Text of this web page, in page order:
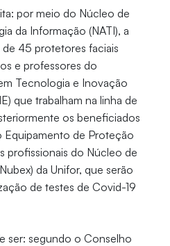
por meio do Núcleo de
da Informação (NATI), a
45 protetores faciais
e professores do
Tecnologia e Inovação
que trabalham na linha de
os beneficiados
de Proteção
profissionais do Núcleo de
da Unifor, que serão
de testes de Covid-19
ser: segundo o Conselho